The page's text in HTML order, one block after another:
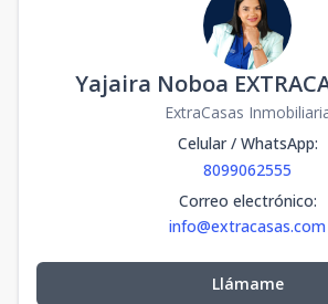
Yajaira Noboa
ExtraCasas
Celular / WhatsApp:
8099062555
Correo electrónico:
info@extracasas.com
Llámame